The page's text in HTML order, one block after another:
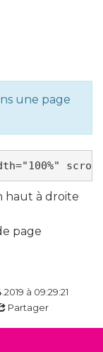
une page
haut à droite
page
à 09:29:21
Partager